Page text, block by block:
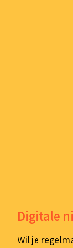
Digitale
Wil je